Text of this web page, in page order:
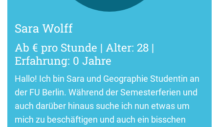
Sara Wolff
Ab € pro Stunde | Alter: 28 |
Erfahrung: 0 Jahre
Hallo! Ich bin Sara und Geographie Studentin an
der FU Berlin. Während der Semesterferien und
auch darüber hinaus suche ich nun etwas um
mich zu beschäftigen und auch ein bisschen